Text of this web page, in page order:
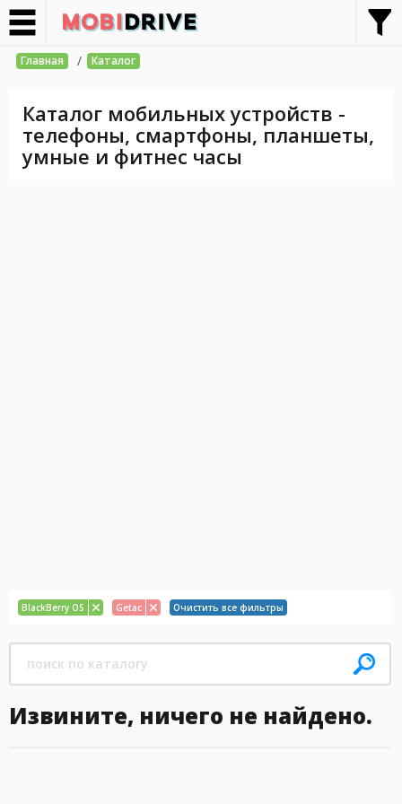
Главная / Каталог
Каталог мобильных устройств -
телефоны, смартфоны, планшеты,
умные и фитнес часы
BlackBerry OS Getac Очистить все фильтры
Извините, ничего не найдено.